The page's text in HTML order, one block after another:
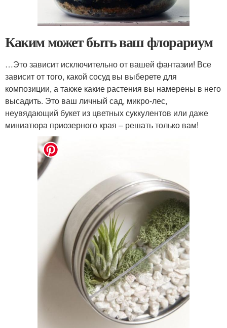
Каким может быть ваш флорариум
…Это зависит исключительно от вашей фантазии! Все
зависит от того, какой сосуд вы выберете для
композиции, а также какие растения вы намерены в него
высадить. Это ваш личный сад, микро-лес,
неувядающий букет из цветных суккулентов или даже
миниатюра приозерного края – решать только вам!